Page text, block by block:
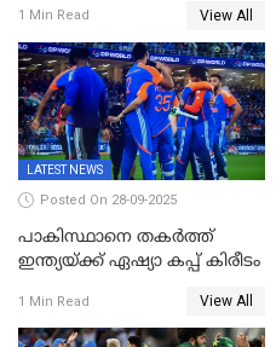
1 Min Read View All
LATEST NEWS
Posted On 28-09-2025
പാകിസ്ഥാനെ തകർത്ത്
ഇന്ത്യയ്ക്ക് ഏഷ്യാ കപ്പ് കിരീടം
1 Min Read View All